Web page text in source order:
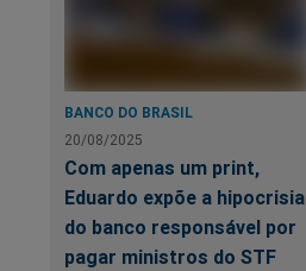
BANCO DO BRASIL
20/08/2025
Com apenas um print,
Eduardo expõe a hipocrisia
do banco responsável por
pagar ministros do STF